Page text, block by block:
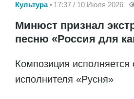
Культура 17:37 / 10 Июля 2026
Минюст признал
песню «Россия для
Композиция исполняется
исполнителя «Русня»